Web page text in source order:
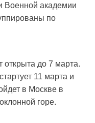
Военной академии
по
открыта до 7 марта.
11 марта и
в Москве в
горе.